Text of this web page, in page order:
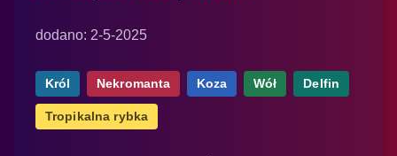
dodano: 2-5-2025
Król Nekromanta Koza Wół Delfin
Tropikalna rybka